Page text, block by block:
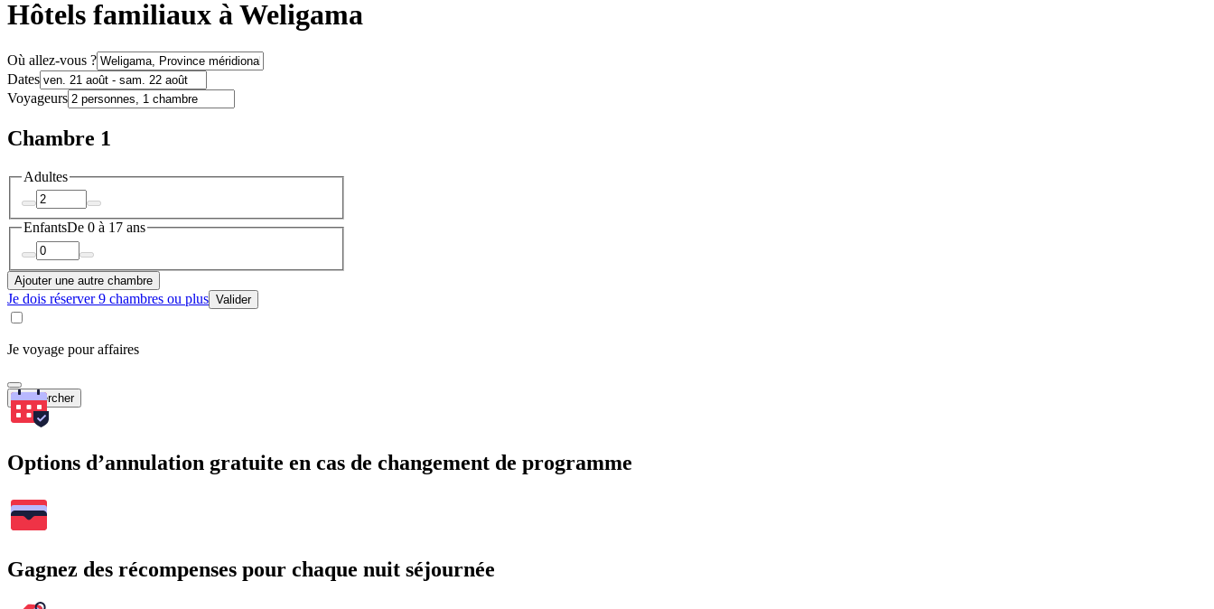
Hôtels familiaux à Weligama
Où allez-vous ?
Dates
Voyageurs
Chambre 1
Adultes
EnfantsDe 0 à 17 ans
Ajouter une autre chambre
Je dois réserver 9 chambres ou plus Valider
Je voyage pour affaires
Rechercher
Options d’annulation gratuite en cas de changement de programme
Gagnez des récompenses pour chaque nuit séjournée